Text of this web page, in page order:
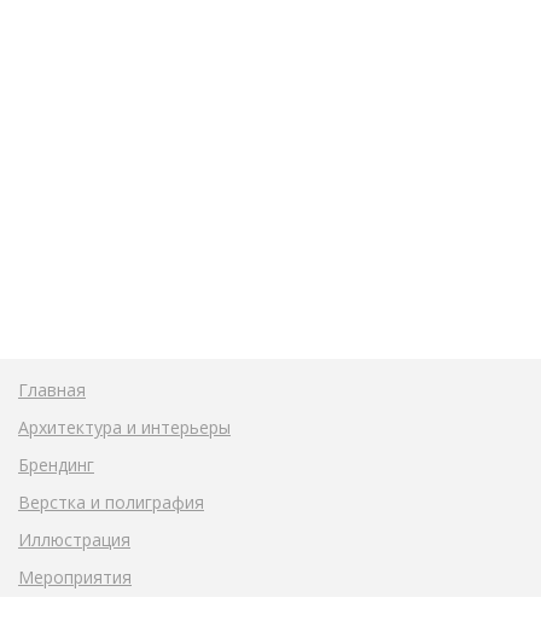
Главная
Архитектура и интерьеры
Брендинг
Верстка и полиграфия
Иллюстрация
Мероприятия